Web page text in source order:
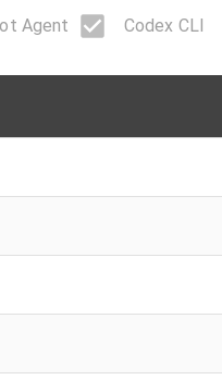
Agent Codex CLI